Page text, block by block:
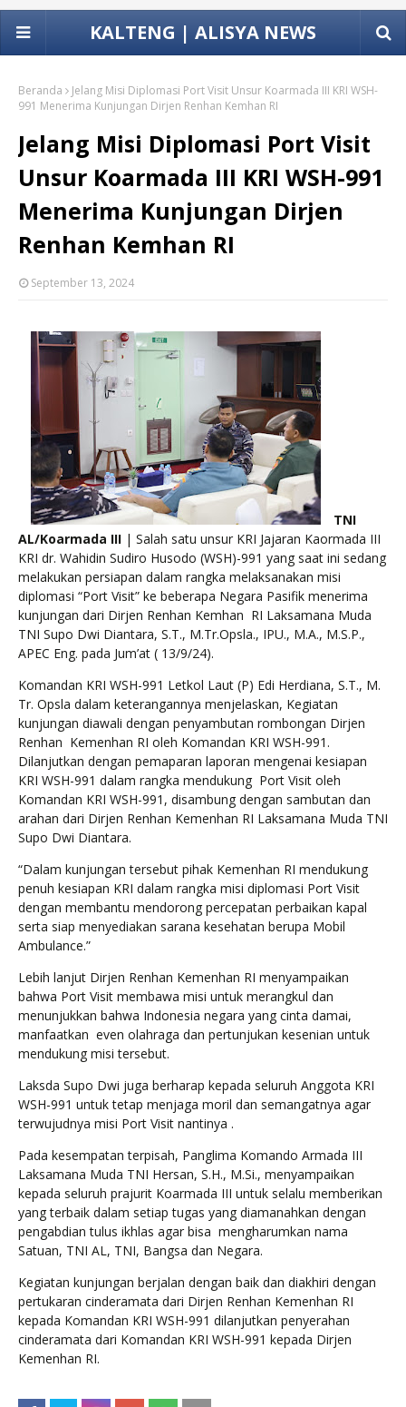
KALTENG | ALISYA NEWS
Beranda
Jelang Misi Diplomasi Port Visit Unsur Koarmada III KRI WSH-
991 Menerima Kunjungan Dirjen Renhan Kemhan RI
Jelang Misi Diplomasi Port Visit
Unsur Koarmada III KRI WSH-991
Menerima Kunjungan Dirjen
Renhan Kemhan RI
September 13, 2024
TNI
AL/Koarmada III | Salah satu unsur KRI Jajaran Kaormada III
KRI dr. Wahidin Sudiro Husodo (WSH)-991 yang saat ini sedang
melakukan persiapan dalam rangka melaksanakan misi
diplomasi “Port Visit” ke beberapa Negara Pasifik menerima
kunjungan dari Dirjen Renhan Kemhan RI Laksamana Muda
TNI Supo Dwi Diantara, S.T., M.Tr.Opsla., IPU., M.A., M.S.P.,
APEC Eng. pada Jum’at ( 13/9/24).
Komandan KRI WSH-991 Letkol Laut (P) Edi Herdiana, S.T., M.
Tr. Opsla dalam keterangannya menjelaskan, Kegiatan
kunjungan diawali dengan penyambutan rombongan Dirjen
Renhan Kemenhan RI oleh Komandan KRI WSH-991.
Dilanjutkan dengan pemaparan laporan mengenai kesiapan
KRI WSH-991 dalam rangka mendukung Port Visit oleh
Komandan KRI WSH-991, disambung dengan sambutan dan
arahan dari Dirjen Renhan Kemenhan RI Laksamana Muda TNI
Supo Dwi Diantara.
“Dalam kunjungan tersebut pihak Kemenhan RI mendukung
penuh kesiapan KRI dalam rangka misi diplomasi Port Visit
dengan membantu mendorong percepatan perbaikan kapal
serta siap menyediakan sarana kesehatan berupa Mobil
Ambulance.”
Lebih lanjut Dirjen Renhan Kemenhan RI menyampaikan
bahwa Port Visit membawa misi untuk merangkul dan
menunjukkan bahwa Indonesia negara yang cinta damai,
manfaatkan even olahraga dan pertunjukan kesenian untuk
mendukung misi tersebut.
Laksda Supo Dwi juga berharap kepada seluruh Anggota KRI
WSH-991 untuk tetap menjaga moril dan semangatnya agar
terwujudnya misi Port Visit nantinya .
Pada kesempatan terpisah, Panglima Komando Armada III
Laksamana Muda TNI Hersan, S.H., M.Si., menyampaikan
kepada seluruh prajurit Koarmada III untuk selalu memberikan
yang terbaik dalam setiap tugas yang diamanahkan dengan
pengabdian tulus ikhlas agar bisa mengharumkan nama
Satuan, TNI AL, TNI, Bangsa dan Negara.
Kegiatan kunjungan berjalan dengan baik dan diakhiri dengan
pertukaran cinderamata dari Dirjen Renhan Kemenhan RI
kepada Komandan KRI WSH-991 dilanjutkan penyerahan
cinderamata dari Komandan KRI WSH-991 kepada Dirjen
Kemenhan RI.